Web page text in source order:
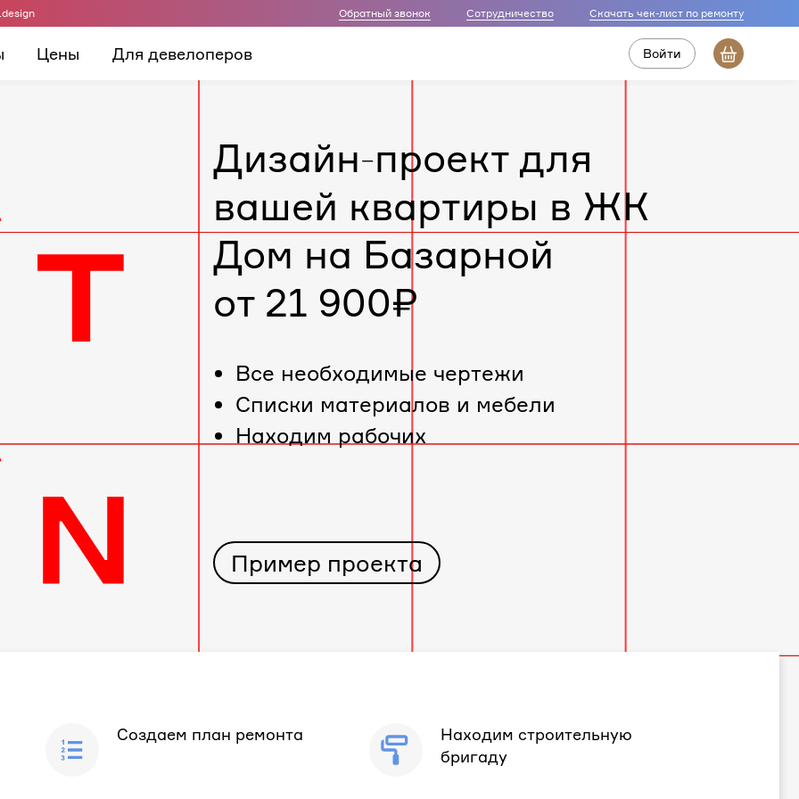
Обратный звонок Сотрудничество Скачать чек-лист по ремонту
Цены Для девелоперов Войти
Дизайн-проект для
вашей квартиры в ЖК
Дом на Базарной
от 21 900₽
Все необходимые чертежи
Cписки материалов и мебели
Находим рабочих
Пример проекта
Создаем план ремонта
Находим строительную
бригаду